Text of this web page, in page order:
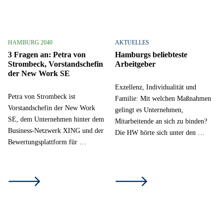
HAMBURG 2040
3 Fragen an: Petra von
Strombeck, Vorstandschefin
der New Work SE
Petra von Strombeck ist
Vorstandschefin der New Work
SE, dem Unternehmen hinter dem
Business-Netzwerk XING und der
Bewertungsplattform für …
AKTUELLES
Hamburgs beliebteste
Arbeitgeber
Exzellenz, Individualität und
Familie: Mit welchen Maßnahmen
gelingt es Unternehmen,
Mitarbeitende an sich zu binden?
Die HW hörte sich unter den …